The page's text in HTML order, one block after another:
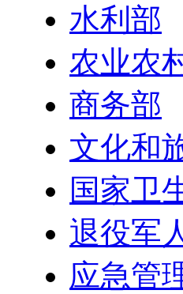
水利部
农业农
商务部
文化和
国家卫
退役军
应急管